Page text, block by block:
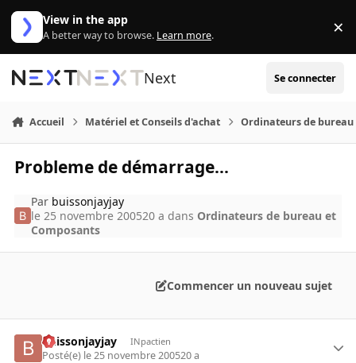
Aller au contenu
View in the app
A better way to browse. Learn more. ×
Next Se connecter
Accueil Matériel et Conseils d'achat Ordinateurs de bureau
Probleme de démarrage...
Par buissonjayjay
le 25 novembre 200520 a dans Ordinateurs de bureau et
Composants
Commencer un nouveau sujet
buissonjayjay INpactien
Posté(e) le 25 novembre 200520 a